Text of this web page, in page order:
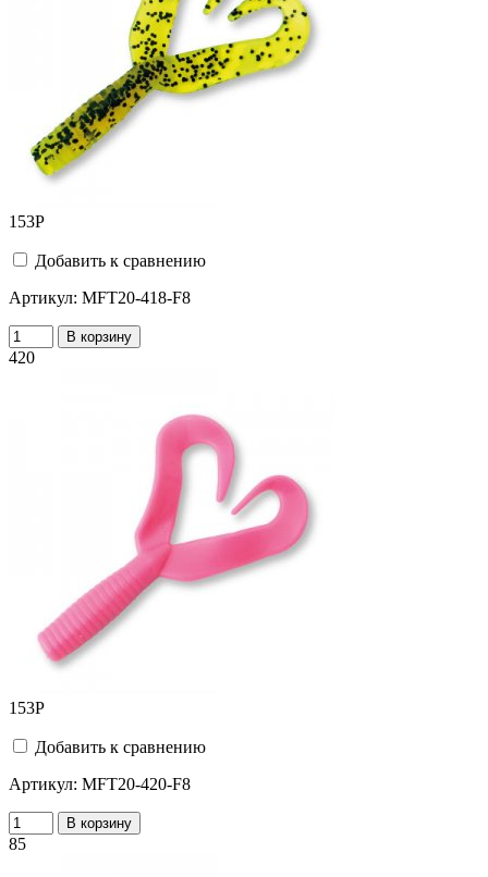
153Р
Добавить к сравнению
Артикул: MFT20-418-F8
В корзину
420
153Р
Добавить к сравнению
Артикул: MFT20-420-F8
В корзину
85